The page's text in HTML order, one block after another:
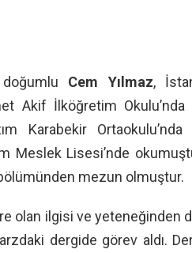
Cem Yılmaz,
Akif İlköğretim
Karabekir
Meslek Lisesi’nde
mezun olmuştur.
olan ilgisi ve yeteneğinden
dergide görev aldı.